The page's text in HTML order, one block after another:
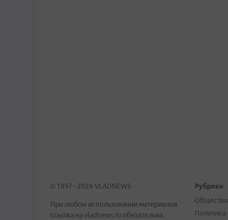
© 1997 - 2026 VLADNEWS
При любом использовании материалов
ссылка на vladnews.ru обязательна.
Рубрики
Общество
Политика